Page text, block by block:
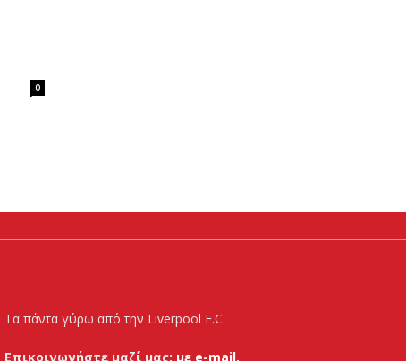
0
Τα πάντα γύρω από την Liverpool F.C.
Επικοινωνήστε μαζί μας: με e-mail.